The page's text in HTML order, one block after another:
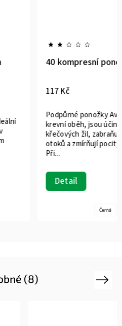
zipem
jsou ideální
svalů v
zipem
a
40
Podpůrné
krevní
otoků a
(8) Next